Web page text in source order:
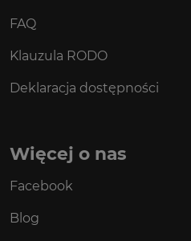
FAQ
Klauzula RODO
Deklaracja dostępności
Więcej o nas
Facebook
Blog